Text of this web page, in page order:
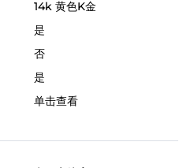
14k 黄色K金
是
否
是
单击查看